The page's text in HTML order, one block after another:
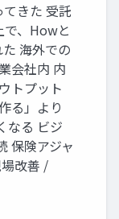
きた 受託
、Howと
海外での
会社内 内
トプット
る」より
なる ビジ
保険アジャ
改善 /